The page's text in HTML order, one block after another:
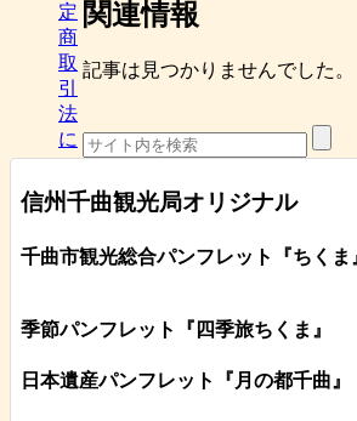
関連情報
記事は見つかりませんでした。
信州千曲観光局オリジナル
千曲市観光総合パンフレット 『ちくま
季節パンフレット『四季旅ちくま』
日本遺産パンフレット 『月の都千曲 』
定
商
取
引
法
に